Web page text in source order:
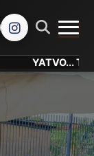
YATVO... Tu